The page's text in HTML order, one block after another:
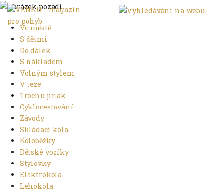
Ve městě
S dětmi
Do dálek
S nákladem
Volným stylem
V leže
Trochu jinak
Cyklocestování
Závody
Skládací kola
Koloběžky
Dětské vozíky
Stylovky
Elektrokola
Lehokola